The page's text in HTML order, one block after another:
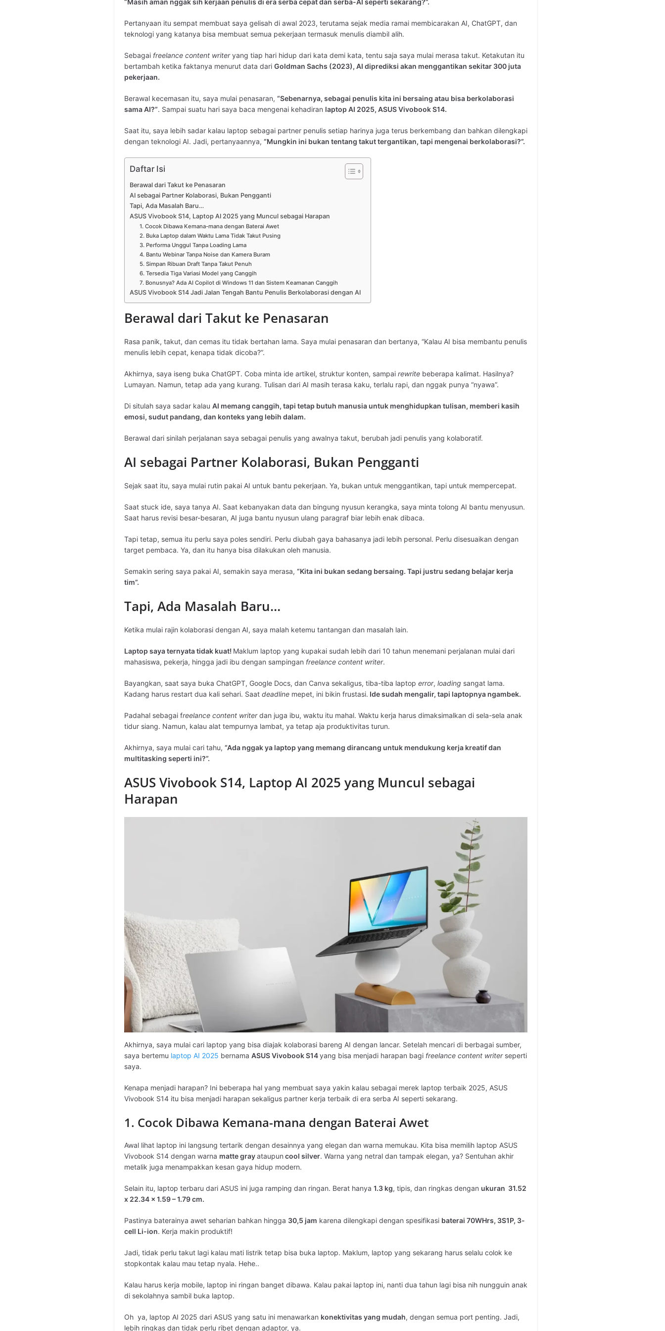
“Masih aman nggak sih kerjaan penulis di era serba cepat dan serba-AI seperti sekarang?”.
Pertanyaan itu sempat membuat saya gelisah di awal 2023, terutama sejak media ramai membicarakan AI, ChatGPT, dan
teknologi yang katanya bisa membuat semua pekerjaan termasuk menulis diambil alih.
Sebagai freelance content writeryang tiap hari hidup dari kata demi kata, tentu saja saya mulai merasa takut. Ketakutan itu
bertambah ketika faktanya menurut data dariGoldman Sachs (2023), AI diprediksi akan menggantikan sekitar 300 juta
pekerjaan.
Berawal kecemasan itu, saya mulai penasaran,“Sebenarnya, sebagai penulis kita ini bersaing atau bisa berkolaborasi
sama AI?”. Sampai suatu hari saya baca mengenai kehadiran laptop AI 2025, ASUS Vivobook S14.
Saat itu, saya lebih sadar kalau laptop sebagai partner penulis setiap harinya juga terus berkembang dan bahkan dilengkapi
dengan teknologi AI. Jadi, pertanyaannya,“Mungkin ini bukan tentang takut tergantikan, tapi mengenai berkolaborasi?”.
Daftar Isi
Berawal dari Takut ke Penasaran
AI sebagai Partner Kolaborasi, Bukan Pengganti
Tapi, Ada Masalah Baru…
ASUS Vivobook S14, Laptop AI 2025 yang Muncul sebagai Harapan
1. Cocok Dibawa Kemana-mana dengan Baterai Awet
2. Buka Laptop dalam Waktu Lama Tidak Takut Pusing
3. Performa Unggul Tanpa Loading Lama
4. Bantu Webinar Tanpa Noise dan Kamera Buram
5. Simpan Ribuan Draft Tanpa Takut Penuh
6. Tersedia Tiga Variasi Model yang Canggih
7. Bonusnya? Ada AI Copilot di Windows 11 dan Sistem Keamanan Canggih
ASUS Vivobook S14 Jadi Jalan Tengah Bantu Penulis Berkolaborasi dengan AI
Berawal dari Takut ke Penasaran
Rasa panik, takut, dan cemas itu tidak bertahan lama. Saya mulai penasaran dan bertanya, “Kalau AI bisa membantu penulis
menulis lebih cepat, kenapa tidak dicoba?”.
Akhirnya, saya iseng buka ChatGPT. Coba minta ide artikel, struktur konten, sampairewrite beberapa kalimat. Hasilnya?
Lumayan. Namun, tetap ada yang kurang. Tulisan dari AI masih terasa kaku, terlalu rapi, dan nggak punya “nyawa”.
Di situlah saya sadar kalauAI memang canggih, tapi tetap butuh manusia untuk menghidupkan tulisan, memberi kasih
emosi, sudut pandang, dan konteks yang lebih dalam.
Berawal dari sinilah perjalanan saya sebagai penulis yang awalnya takut, berubah jadi penulis yang kolaboratif.
AI sebagai Partner Kolaborasi, Bukan Pengganti
Sejak saat itu, saya mulai rutin pakai AI untuk bantu pekerjaan. Ya, bukan untuk menggantikan, tapi untuk mempercepat.
Saat stuck ide, saya tanya AI. Saat kebanyakan data dan bingung nyusun kerangka, saya minta tolong AI bantu menyusun.
Saat harus revisi besar-besaran, AI juga bantu nyusun ulang paragraf biar lebih enak dibaca.
Tapi tetap, semua itu perlu saya poles sendiri. Perlu diubah gaya bahasanya jadi lebih personal. Perlu disesuaikan dengan
target pembaca. Ya, dan itu hanya bisa dilakukan oleh manusia.
Semakin sering saya pakai AI, semakin saya merasa,“Kita ini bukan sedang bersaing. Tapi justru sedang belajar kerja
tim”.
Tapi, Ada Masalah Baru…
Ketika mulai rajin kolaborasi dengan AI, saya malah ketemu tantangan dan masalah lain.
Laptop saya ternyata tidak kuat! Maklum laptop yang kupakai sudah lebih dari 10 tahun menemani perjalanan mulai dari
mahasiswa, pekerja, hingga jadi ibu dengan sampingan freelance content writer.
Bayangkan, saat saya buka ChatGPT, Google Docs, dan Canva sekaligus, tiba-tiba laptoperror,loading sangat lama.
Kadang harus restart dua kali sehari. Saatdeadline mepet, ini bikin frustasi. Ide sudah mengalir, tapi laptopnya ngambek.
Padahal sebagai freelance content writerdan juga ibu, waktu itu mahal. Waktu kerja harus dimaksimalkan di sela-sela anak
tidur siang. Namun, kalau alat tempurnya lambat, ya tetap aja produktivitas turun.
Akhirnya, saya mulai cari tahu,“Ada nggak ya laptop yang memang dirancang untuk mendukung kerja kreatif dan
multitasking seperti ini?”.
ASUS Vivobook S14, Laptop AI 2025 yang Muncul sebagai
Harapan
Akhirnya, saya mulai cari laptop yang bisa diajak kolaborasi bareng AI dengan lancar. Setelah mencari di berbagai sumber,
saya bertemu laptop AI 2025 bernamaASUS Vivobook S14yang bisa menjadi harapan bagi freelance content writer seperti
saya.
Kenapa menjadi harapan? Ini beberapa hal yang membuat saya yakin kalau sebagai merek laptop terbaik 2025, ASUS
Vivobook S14 itu bisa menjadi harapan sekaligus partner kerja terbaik di era serba AI seperti sekarang.
1. Cocok Dibawa Kemana-mana dengan Baterai Awet
Awal lihat laptop ini langsung tertarik dengan desainnya yang elegan dan warna memukau. Kita bisa memilih laptop ASUS
Vivobook S14 dengan warna matte grayataupun cool silver. Warna yang netral dan tampak elegan, ya? Sentuhan akhir
metalik juga menampakkan kesan gaya hidup modern.
Selain itu, laptop terbaru dari ASUS ini juga ramping dan ringan. Berat hanya1.3 kg, tipis, dan ringkas dengan ukuran 31.52
x 22.34 x 1.59 – 1.79 cm.
Pastinya baterainya awet seharian bahkan hingga 30,5 jam karena dilengkapi dengan spesifikasi baterai70WHrs, 3S1P, 3-
cell Li-ion. Kerja makin produktif!
Jadi, tidak perlu takut lagi kalau mati listrik tetap bisa buka laptop. Maklum, laptop yang sekarang harus selalu colok ke
stopkontak kalau mau tetap nyala. Hehe..
Kalau harus kerja mobile, laptop ini ringan banget dibawa. Kalau pakai laptop ini, nanti dua tahun lagi bisa nih nungguin anak
di sekolahnya sambil buka laptop.
Oh ya, laptop AI 2025 dari ASUS yang satu ini menawarkan konektivitas yang mudah, dengan semua port penting. Jadi,
lebih ringkas dan tidak perlu ribet dengan adaptor, ya.